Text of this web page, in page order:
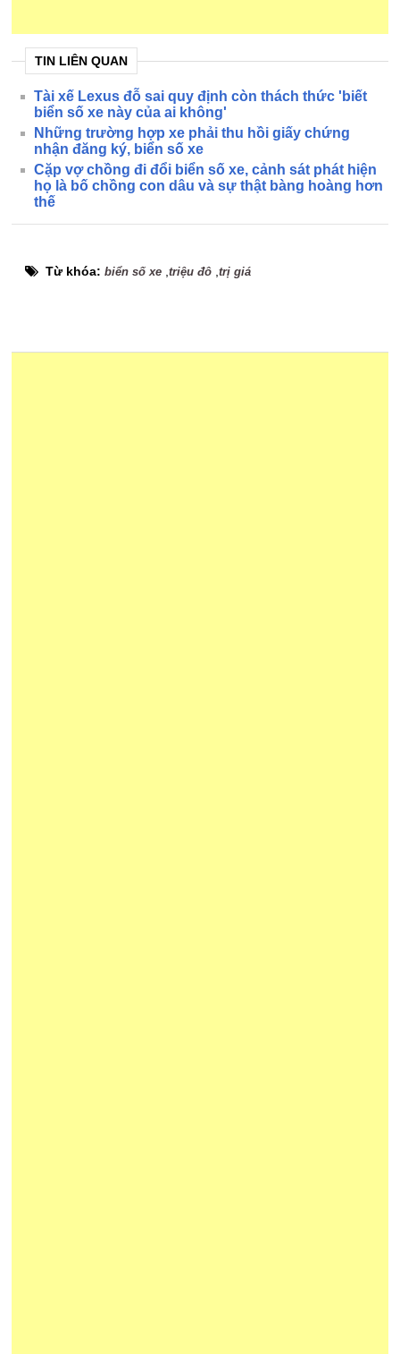
TIN LIÊN QUAN
Tài xế Lexus đỗ sai quy định còn thách thức 'biết
biển số xe này của ai không'
Những trường hợp xe phải thu hồi giấy chứng
nhận đăng ký, biển số xe
Cặp vợ chồng đi đổi biển số xe, cảnh sát phát hiện
họ là bố chồng con dâu và sự thật bàng hoàng hơn
thế
Từ khóa:biển số xe ,triệu đô ,trị giá